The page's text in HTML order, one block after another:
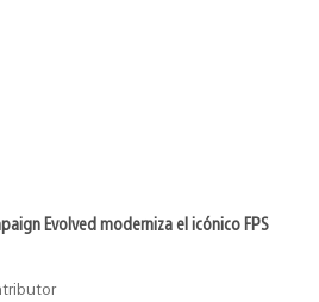
Evolved moderniza el icónico FPS